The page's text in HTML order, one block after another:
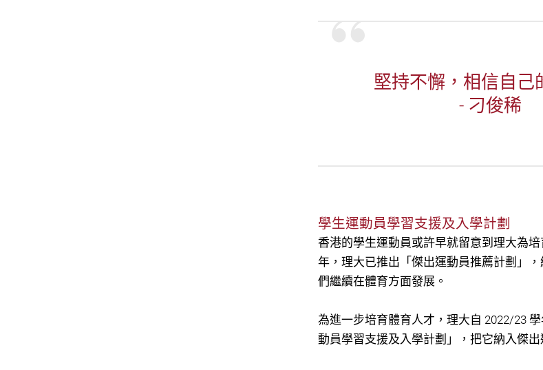
堅持不懈，相信自己
- 刁俊稀
學生運動員學習支援及入學計劃
香港的學生運動員或許早就留意到理大為
年，理大已推出「傑出運動員推薦計劃」
們繼續在體育方面發展。
為進一步培育體育人才，理大自 2022/23
動員學習支援及入學計劃」，把它納入傑出